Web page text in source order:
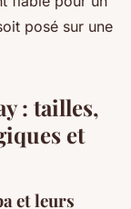
posé sur une
: tailles,
et
et leurs